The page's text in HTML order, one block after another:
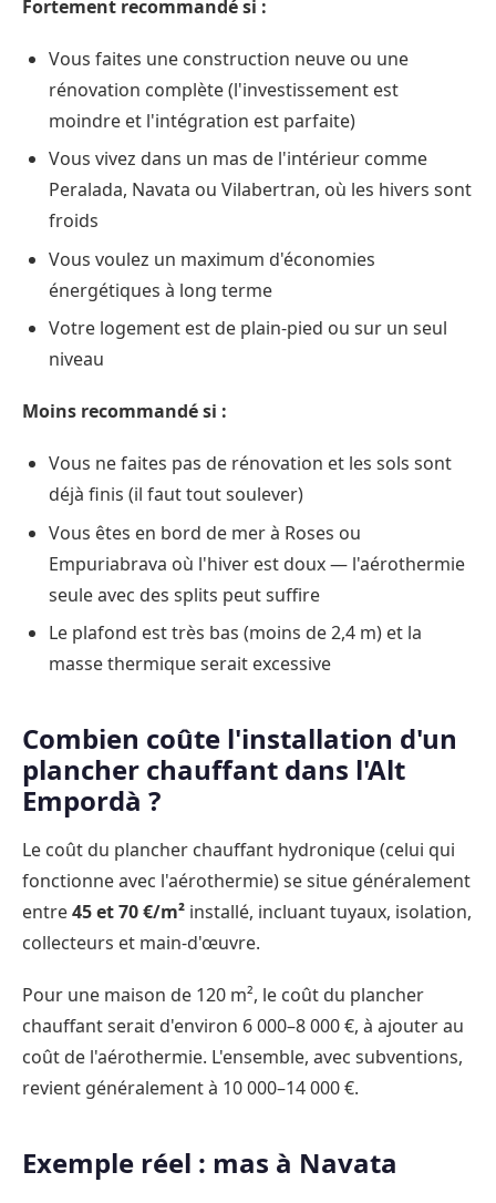
Fortement recommandé si :
Vous faites une construction neuve ou une
rénovation complète (l'investissement est
moindre et l'intégration est parfaite)
Vous vivez dans un mas de l'intérieur comme
Peralada, Navata ou Vilabertran, où les hivers sont
froids
Vous voulez un maximum d'économies
énergétiques à long terme
Votre logement est de plain-pied ou sur un seul
niveau
Moins recommandé si :
Vous ne faites pas de rénovation et les sols sont
déjà finis (il faut tout soulever)
Vous êtes en bord de mer à Roses ou
Empuriabrava où l'hiver est doux — l'aérothermie
seule avec des splits peut suffire
Le plafond est très bas (moins de 2,4 m) et la
masse thermique serait excessive
Combien coûte l'installation d'un
plancher chauffant dans l'Alt
Empordà ?
Le coût du plancher chauffant hydronique (celui qui
fonctionne avec l'aérothermie) se situe généralement
entre45 et 70 €/m² installé, incluant tuyaux, isolation,
collecteurs et main-d'œuvre.
Pour une maison de 120 m², le coût du plancher
chauffant serait d'environ 6 000–8 000 €, à ajouter au
coût de l'aérothermie. L'ensemble, avec subventions,
revient généralement à 10 000–14 000 €.
Exemple réel : mas à Navata